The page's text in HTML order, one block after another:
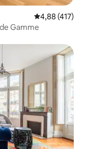
Vidutinis
4,88 (417)
Gamme